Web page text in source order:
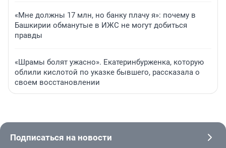
«Мне должны 17 млн, но банку плачу я»: почему в
Башкирии обманутые в ИЖС не могут добиться
правды
«Шрамы болят ужасно». Екатеринбурженка, которую
облили кислотой по указке бывшего, рассказала о
своем восстановлении
Подписаться на новости